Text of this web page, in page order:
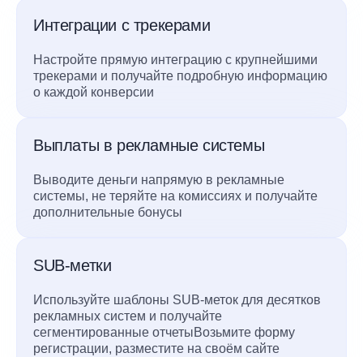
Интеграции с трекерами
Настройте прямую интеграцию с крупнейшими
трекерами и получайте подробную информацию
о каждой конверсии
Выплаты в рекламные системы
Выводите деньги напрямую в рекламные
системы, не теряйте на комиссиях и получайте
дополнительные бонусы
SUB-метки
Используйте шаблоны SUB-меток для десятков
рекламных систем и получайте
сегментированные отчетыВозьмите форму
регистрации, разместите на своём сайте